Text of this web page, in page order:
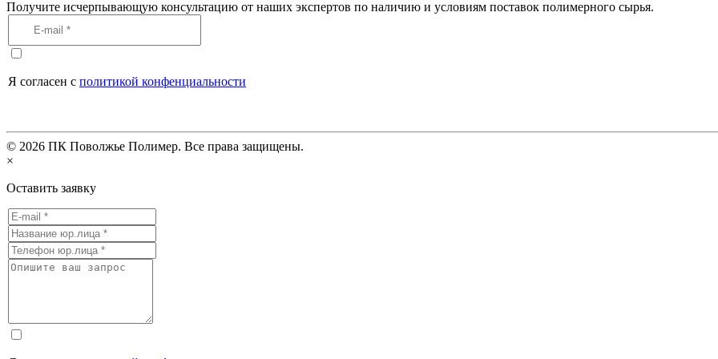
Получите исчерпывающую консультацию от наших экспертов по наличию и условиям поставок полимерного сырья.
Я согласен с политикой конфенциальности
© 2026 ПК Поволжье Полимер. Все права защищены.
×
Оставить заявку